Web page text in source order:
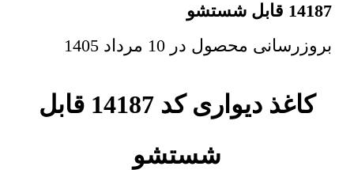
14187 قابل شستشو
بروزرسانی محصول در 10 مرداد 1405
کاغذ دیواری کد 14187 قابل
شستشو